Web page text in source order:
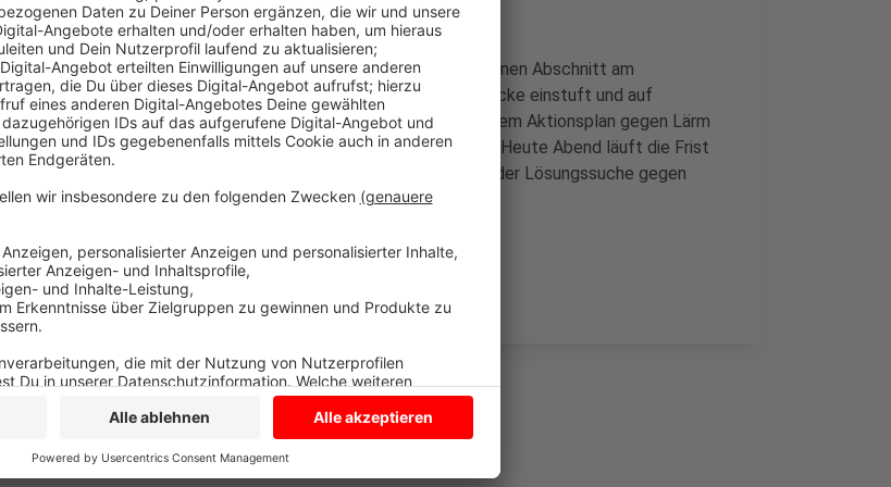
Sie ist eine der Hauptstrecken im Kreis. Außerdem gibt es noch einen Abschnitt am
Coesfelder Bahnhof, den das Eisenbahnbundesamt als Hauptstrecke einstuft und auf
Lärmstellen untersuchen möchte. Das Bundesamt arbeitet an einem Aktionsplan gegen Lärm
von der Schiene. Ihr Hinweise dazu sind ein wichtiger Bestandteil. Heute Abend läuft die Frist
für Stellungnahmen ab. Der Lärmaktionsplan soll den Planern bei der Lösungssuche gegen
Lärm helfen.HIERkönnen Sie Wünsche und Kritik äußern.
Anzeige